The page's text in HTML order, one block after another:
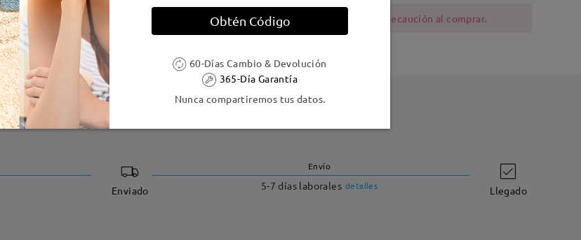
níquel. Los clientes con antecedentes de alergia al níquel deben tener precaución al comprar.
DELIVERY
Enviado
Envío
5-7 días laborales detalles Llegado
Obtén Código
60-Días Cambio & Devolución
365-Día Garantía
Nunca compartiremos tus datos.